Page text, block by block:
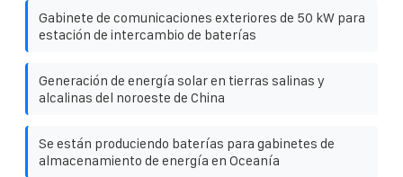
Gabinete de comunicaciones exteriores de 50 kW para
estación de intercambio de baterías
Generación de energía solar en tierras salinas y
alcalinas del noroeste de China
Se están produciendo baterías para gabinetes de
almacenamiento de energía en Oceanía